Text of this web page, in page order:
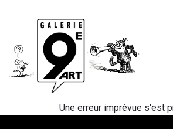
Une erreur imprévue s'est